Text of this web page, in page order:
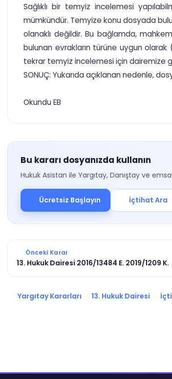
Sağlıklı bir temyiz incelemesi
mümkündür. Temyize konu dosyada
olanaklı değildir. Bu bağlamda,
bulunan evrakların türüne uygun
tekrar temyiz incelemesi için dairemize
SONUÇ: Yukarıda açıklanan nedenle,
Okundu EB
Bu kararı dosyanızda kullanın
Hukuk Asistan ile Yargıtay, Danıştay ve
Ücretsiz Başlayın İçtihat Ara
Önceki Karar
13. Hukuk Dairesi 2016/13484 E. 2019/1209 K.
Yargıtay Kararları 13. Hukuk Dairesi